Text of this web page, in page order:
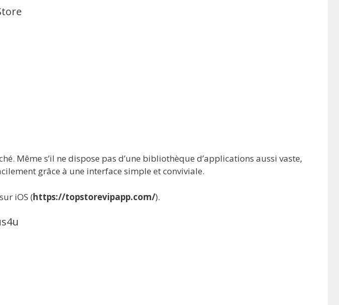
Même s’il ne dispose pas d’une bibliothèque d’applications aussi vaste,
grâce à une interface simple et conviviale.
iOS (https://topstorevipapp.com/).